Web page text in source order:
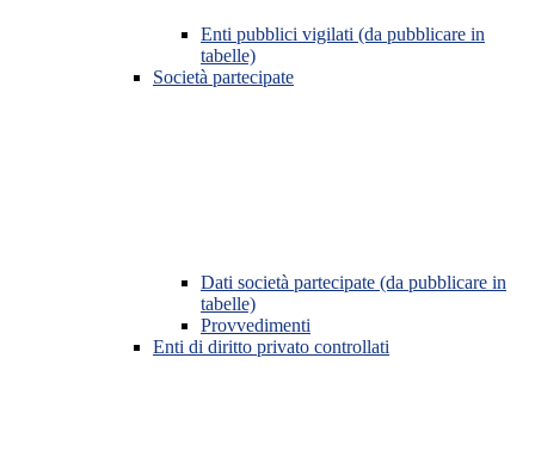
Enti pubblici vigilati (da pubblicare in
tabelle)
Società partecipate
Dati società partecipate (da pubblicare in
tabelle)
Provvedimenti
Enti di diritto privato controllati